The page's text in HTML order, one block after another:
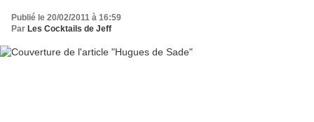
Publié le 20/02/2011 à 16:59
Par Les Cocktails de Jeff